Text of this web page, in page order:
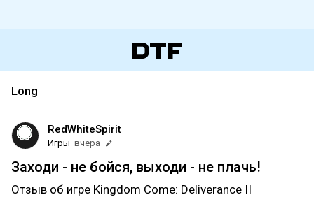
Long
RedWhiteSpirit
Игры вчера
Заходи - не бойся, выходи - не плачь!
Отзыв об игре Kingdom Come: Deliverance II